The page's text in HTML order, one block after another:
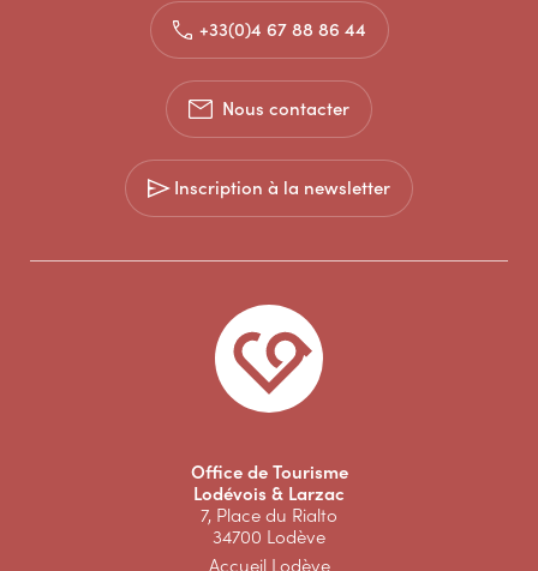
+33(0)4 67 88 86 44
Nous contacter
Inscription à la newsletter
Office de Tourisme
Lodévois & Larzac
7, Place du Rialto
34700 Lodève
Accueil Lodève